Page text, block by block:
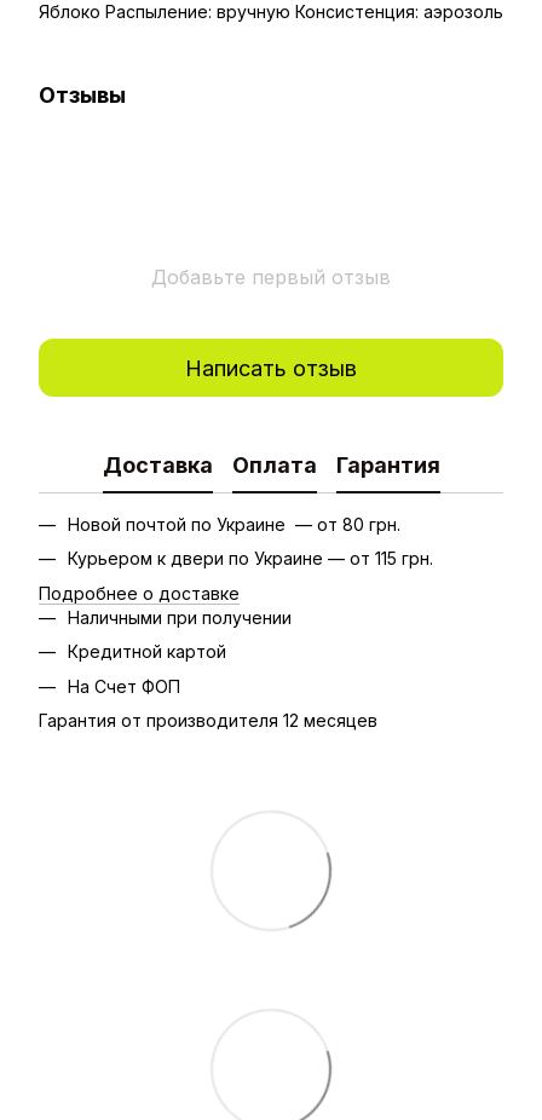
Яблоко Распыление: вручную Консистенция: аэрозоль
Отзывы
Добавьте первый отзыв
Написать отзыв
Доставка Оплата Гарантия
Новой почтой по Украине — от 80 грн.
Курьером к двери по Украине — от 115 грн.
Подробнее о доставке
Наличными при получении
Кредитной картой
На Счет ФОП
Гарантия от производителя 12 месяцев